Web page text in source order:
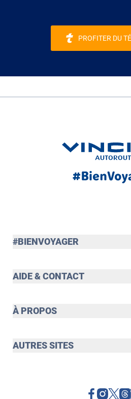
PROFITER DU
#BIENVOYAGER
AIDE & CONTACT
À PROPOS
AUTRES SITES